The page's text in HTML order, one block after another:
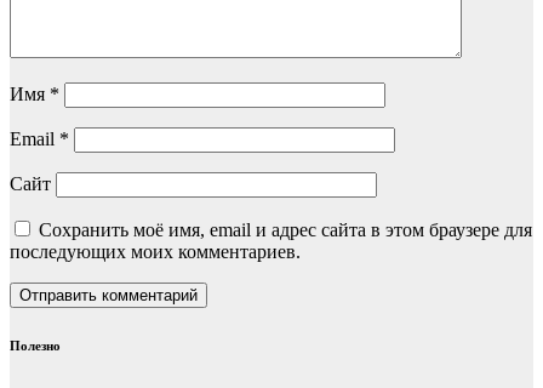
Имя *
Email *
Сайт
Сохранить моё имя, email и адрес сайта в этом браузере для
последующих моих комментариев.
Полезно